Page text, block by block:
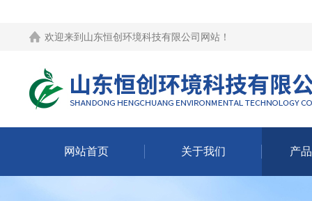
欢迎来到 山东恒创环境科技有限公司网站 ！
网站首页 关于我们 产